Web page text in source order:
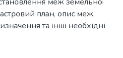
план, опис меж,
та інші необхідні